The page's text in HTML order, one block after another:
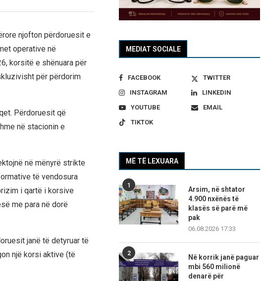
njofton përdoruesit e
operative në
korsitë e shënuara për
për përdorim
Përdoruesit që
në stacionin e
në mënyrë strikte
të vendosura
i qartë i korsive
me para në dorë
janë të detyruar të
një korsi aktive (të
MEDIAT SOCIALE
FACEBOOK
TWITTER
INSTAGRAM
LINKEDIN
YOUTUBE
EMAIL
TIKTOK
MË TË LEXUARA
1
Arsim, në shtator
4.900 nxënës të
klasës së parë më
pak
06.08.2026 17:33
2
Në korrik janë paguar
mbi 560 milionë
denarë për